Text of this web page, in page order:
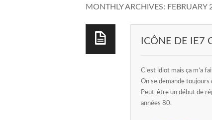
MONTHLY ARCHIVES: FEBRUARY
ICÔNE DE IE7
C’est idiot mais ça m’a
On se demande toujours
Peut-être un début de
années 80.